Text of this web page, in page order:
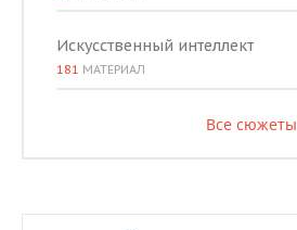
Искусственный интеллект
181 МАТЕРИАЛ
Все сюжеты